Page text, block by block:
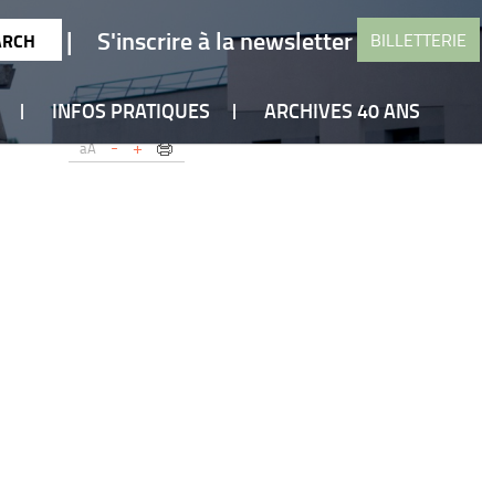
| S'inscrire à la newsletter BILLETTERIE
INFOS PRATIQUES ARCHIVES 40 ANS
aA - +